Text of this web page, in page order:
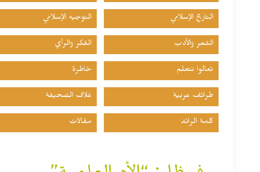
التاريخ الإسلامي التوجيه الإسلامي
الشعر والأدب الفكر والرأي
تعالوا نتعلم خاطرة
طرائف عربية غلاف الصحيفة
كلمة الرائد مقالات